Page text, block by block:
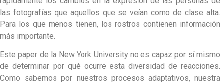
las fotografías que aquellos que se veían como de clase alta.
Para los que menos tienen, los rostros contienen información
más importante.
Este paper de la New York University no es capaz por sí mismo
de determinar por qué ocurre esta diversidad de reacciones.
Como sabemos por nuestros procesos adaptativos, nuestra